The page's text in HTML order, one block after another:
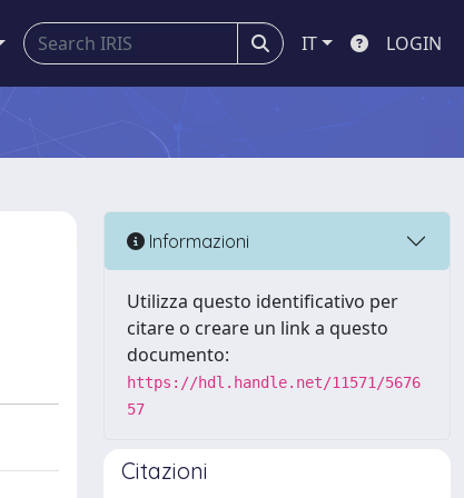
IT LOGIN
Informazioni
Utilizza questo identificativo per
citare o creare un link a questo
documento:
https://hdl.handle.net/11571/5676
57
Citazioni